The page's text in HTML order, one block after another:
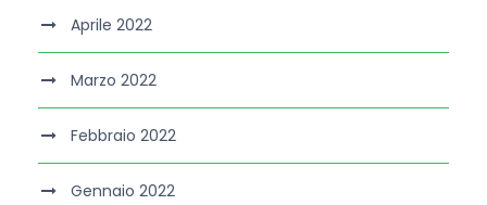
Aprile 2022
Marzo 2022
Febbraio 2022
Gennaio 2022